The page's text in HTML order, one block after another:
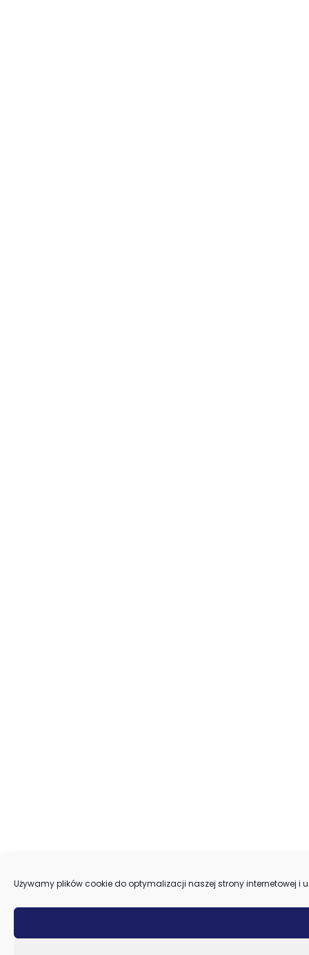
Używamy plików cookie do optymalizacji naszej strony internetowej i